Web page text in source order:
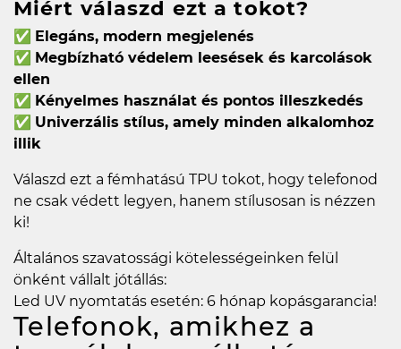
Miért válaszd ezt a tokot?
✅ Elegáns, modern megjelenés
✅ Megbízható védelem leesések és karcolások
ellen
✅ Kényelmes használat és pontos illeszkedés
✅ Univerzális stílus, amely minden alkalomhoz
illik
Válaszd ezt a fémhatású TPU tokot, hogy telefonod
ne csak védett legyen, hanem stílusosan is nézzen
ki!
Általános szavatossági kötelességeinken felül
önként vállalt jótállás:
Led UV nyomtatás esetén: 6 hónap kopásgarancia!
Telefonok, amikhez a